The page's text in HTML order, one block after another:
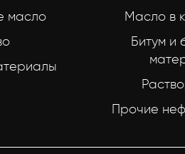
масло
Масло в
Битум и
Прочие